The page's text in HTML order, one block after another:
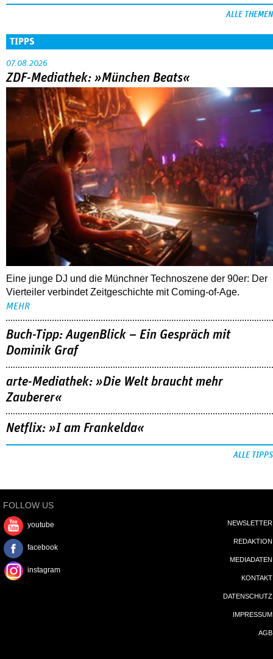
ALLE THEMEN
TIPPS
07.08.2026
ZDF-Mediathek: »München Beats«
Eine junge DJ und die Münchner Technoszene der 90er: Der
Vierteiler verbindet Zeitgeschichte mit Coming-of-Age.
MEHR
Buch-Tipp: AugenBlick – Ein Gespräch mit
Dominik Graf
arte-Mediathek: »Die Welt braucht mehr
Zauberer«
Netflix: »I am Frankelda«
ALLE TIPPS
FOLLOW US
youtube
facebook
instagram
NEWSLETTER
REDAKTION
MEDIADATEN
KONTAKT
DATENSCHUTZ
IMPRESSUM
AGB